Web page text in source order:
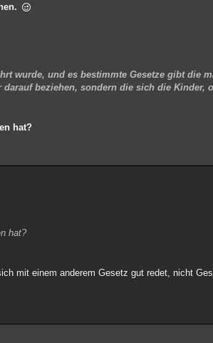
wurde, und es bestimmte Gesetze gibt die
beziehen, sondern die sich die Kinder,
hat?
hat?
mit einem anderem Gesetz gut redet, nicht